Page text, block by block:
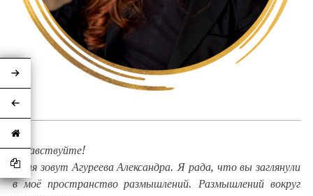
Здравствуйте!
Меня зовут Агуреева Александра. Я рада, что вы заглянули
в моё пространство размышлений. Размышлений вокруг